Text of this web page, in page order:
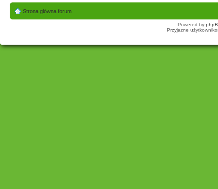
Strona główna forum
Powered by
Przyjazne